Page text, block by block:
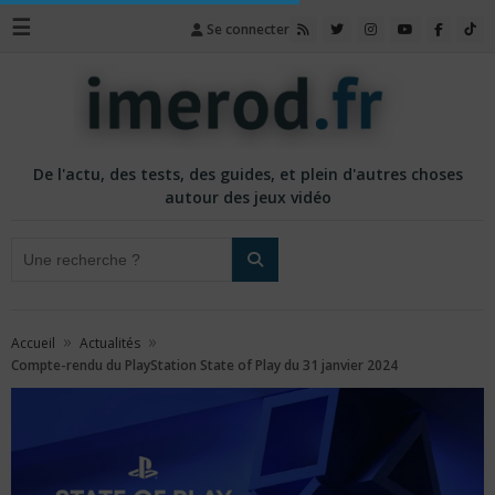
☰ Se connecter
De l'actu, des tests, des guides, et plein d'autres choses
autour des jeux vidéo
Accueil » Actualités »
Compte-rendu du PlayStation State of Play du 31 janvier 2024